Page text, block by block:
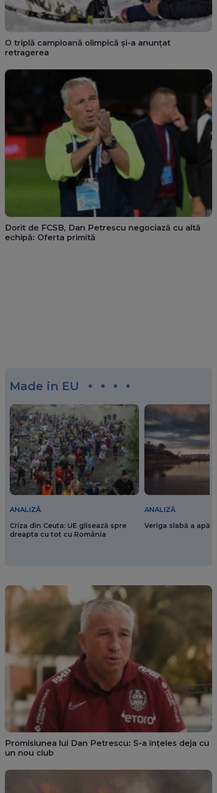
O triplă campioană olimpică și-a anunțat
retragerea
Dorit de FCSB, Dan Petrescu negociază cu altă
echipă: Oferta primită
Made in EU
ANALIZĂ
Criza din Ceuta: UE glisează spre
dreapta cu tot cu România
ANALIZĂ
Veriga slabă a
Promisiunea lui Dan Petrescu: S-a înțeles deja cu
un nou club